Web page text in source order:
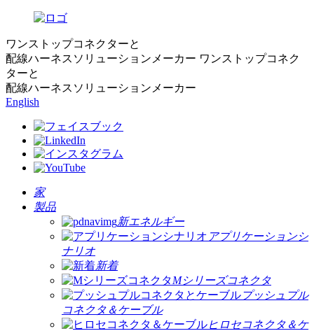
ワンストップコネクターと
配線ハーネスソリューションメーカー ワンストップコネク
ターと
配線ハーネスソリューションメーカー
English
家
製品
新エネルギー
アプリケーションシ
ナリオ
新着
Mシリーズコネクタ
プッシュプル
コネクタ＆ケーブル
ヒロセコネクタ＆ケ